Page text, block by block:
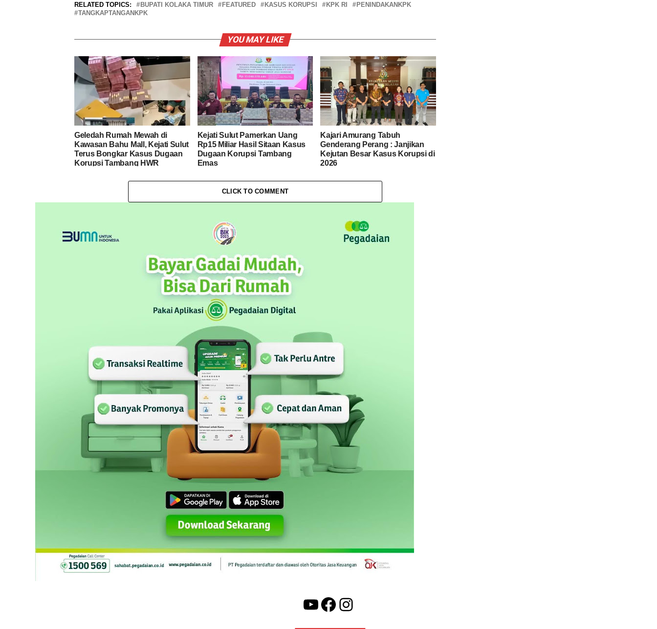
RELATED TOPICS: BUPATI KOLAKA TIMUR FEATURED KASUS KORUPSI KPK RI
PENINDAKANKPK
TANGKAPTANGANKPK
YOU MAY LIKE
Geledah Rumah Mewah di
Kawasan Bahu Mall, Kejati Sulut
Terus Bongkar Kasus Dugaan
Korupsi Tambang HWR
Kejati Sulut Pamerkan Uang
Rp15 Miliar Hasil Sitaan Kasus
Dugaan Korupsi Tambang
Emas
Kajari Amurang Tabuh
Genderang Perang : Janjikan
Kejutan Besar Kasus Korupsi di
2026
CLICK TO COMMENT
YouTube
Facebook
Instagram